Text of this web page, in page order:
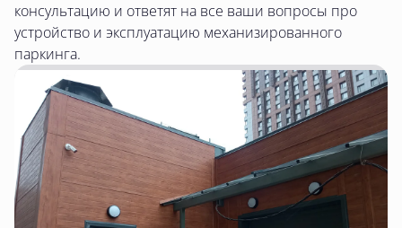
консультацию и ответят на все ваши вопросы про
устройство и эксплуатацию механизированного
паркинга.